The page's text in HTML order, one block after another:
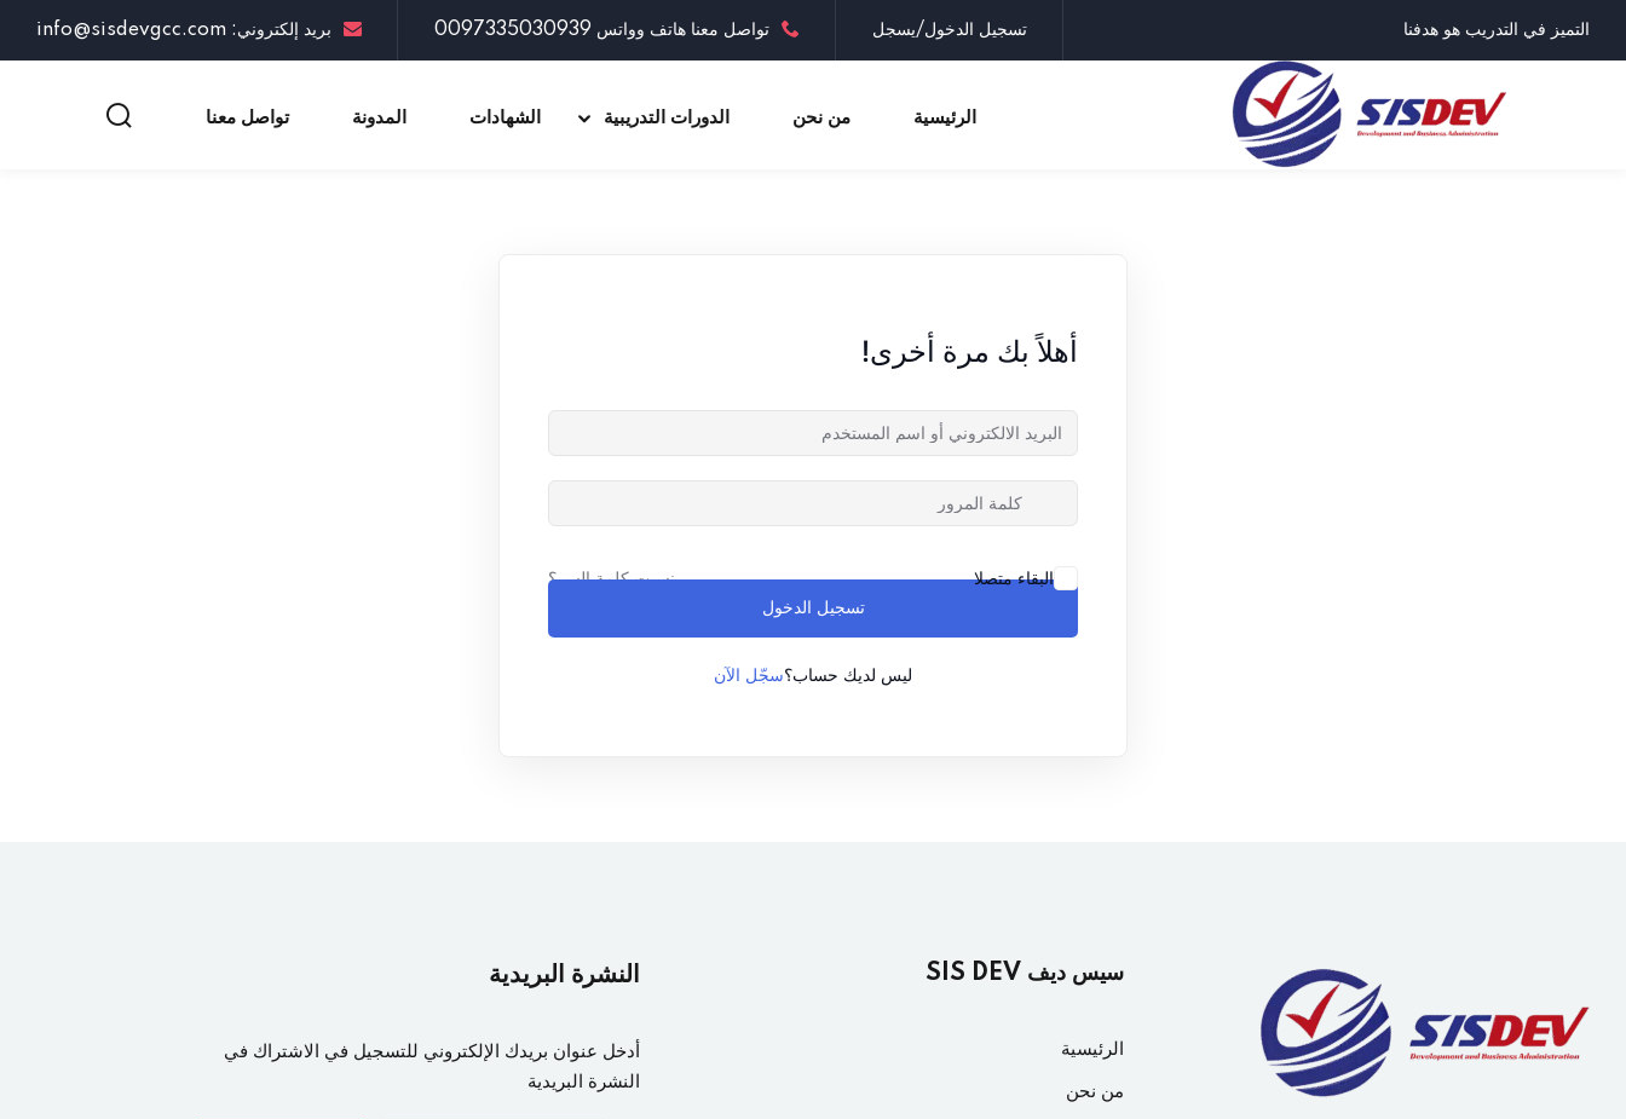
التميز في التدريب هو هدفنا تسجيل الدخول/يسجل تواصل معنا هاتف وواتس 0097335030939 بريد إلكتروني: info@sisdevgcc.com
الرئيسية من نحن الدورات التدريبية الشهادات المدونة تواصل معنا
أهلاً بك مرة أخرى!
البقاء متصلا نسيت كلمة السر؟
تسجيل الدخول
ليس لديك حساب؟سجّل الآن
سيس ديف SIS DEV
الرئيسية
من نحن
النشرة البريدية
أدخل عنوان بريدك الإلكتروني للتسجيل في الاشتراك في
النشرة البريدية
Don’t have an account?Sign up
Lost your password?